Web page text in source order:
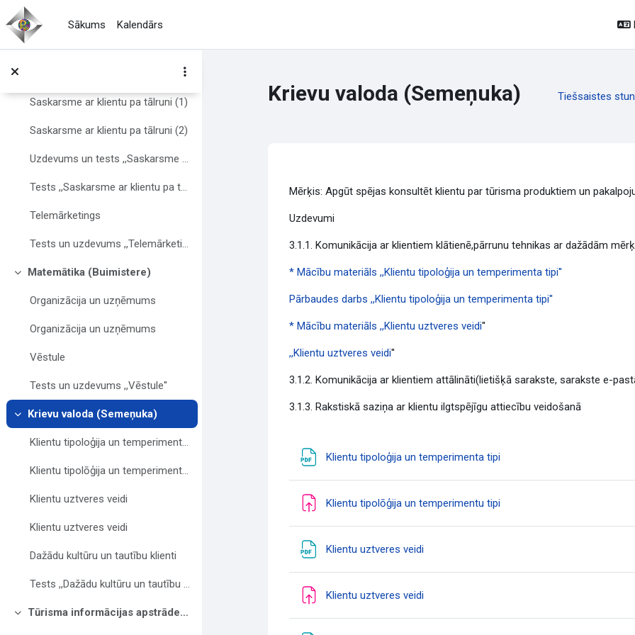
Atvērt galveno saturu
Sākums
Kalendārs
Uzdevumi ,,Jautājumi pārdošanā (2)''
Saskarsme ar klientu pa tālruni (1)
Saskarsme ar klientu pa tālruni (2)
Uzdevums un tests ,,Saskarsme ar klientu pa tālruni (1)
Tests ,,Saskarsme ar klientu pa tālruni (2)
Telemārketings
Tests un uzdevums ,,Telemārketings''
Savērst
Matemātika (Buimistere)
Organizācija un uzņēmums
Organizācija un uzņēmums
Vēstule
Tests un uzdevums ,,Vēstule''
Savērst
Krievu valoda (Semeņuka)
Klientu tipoloģija un temperimenta tipi
Klientu tipolōģija un temperimentu tipi
Klientu uztveres veidi
Klientu uztveres veidi
Dažādu kultūru un tautību klienti
Tests ,,Dažādu kultūru un tautību klienti''
Savērst
Tūrisma informācijas apstrāde(Freiberga)
Krievu valoda (Semeņuka) Tiešsaistes
Section outline
Mērķis: Apgūt spējas konsultēt klientu par tūrisma produktiem un
Uzdevumi
3.1.1. Komunikācija ar klientiem klātienē,pārrunu tehnikas ar dažādām
* Mācību materiāls ,,Klientu tipoloģija un temperimenta tipi''
Pārbaudes darbs ,,Klientu tipoloģija un temperimenta tipi''
* Mācību materiāls ,,Klientu uztveres veidi''
,,Klientu uztveres veidi''
3.1.2. Komunikācija ar klientiem attālināti(lietišķā sarakste, sarakste e-
3.1.3. Rakstiskā saziņa ar klientu ilgtspējīgu attiecību veidošanā
Klientu tipoloģija un temperimenta tipi
Klientu tipolōģija un temperimentu tipi
Klientu uztveres veidi
Klientu uztveres veidi